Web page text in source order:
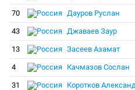
70 Дауров Руслан
43 Джаваев Заур
13 Засеев Азамат
4 Качмазов Сослан
31 Коротков